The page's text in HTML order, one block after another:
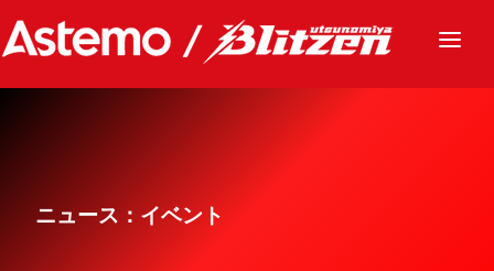
ニュース
グッズ
ニュース：イベント